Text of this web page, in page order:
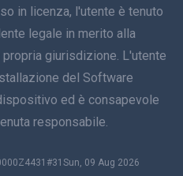
in licenza, l'utente è tenuto
legale in merito alla
giurisdizione. L'utente
del Software
ed è consapevole
responsabile.
09 Aug 2026